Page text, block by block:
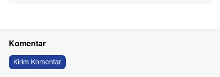
Komentar
Kirim Komentar